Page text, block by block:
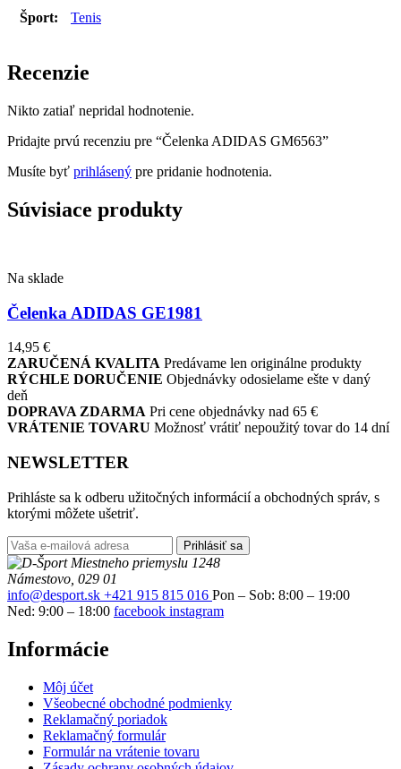
Šport: Tenis
Recenzie
Nikto zatiaľ nepridal hodnotenie.
Pridajte prvú recenziu pre “Čelenka ADIDAS GM6563”
Musíte byť prihlásený pre pridanie hodnotenia.
Súvisiace produkty
Na sklade
Čelenka ADIDAS GE1981
14,95 €
ZARUČENÁ KVALITA Predávame len originálne produkty
RÝCHLE DORUČENIE Objednávky odosielame ešte v daný
deň
DOPRAVA ZDARMA Pri cene objednávky nad 65 €
VRÁTENIE TOVARU Možnosť vrátiť nepoužitý tovar do 14 dní
NEWSLETTER
Prihláste sa k odberu užitočných informácií a obchodných správ, s
ktorými môžete ušetriť.
Prihlásiť sa
Miestneho priemyslu 1248
Námestovo, 029 01
info@desport.sk +421 915 815 016 Pon – Sob: 8:00 – 19:00
Ned: 9:00 – 18:00 facebook instagram
Informácie
Môj účet
Všeobecné obchodné podmienky
Reklamačný poriadok
Reklamačný formulár
Formulár na vrátenie tovaru